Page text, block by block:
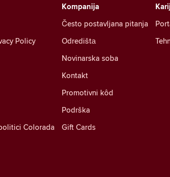
Policy
Colorada
Kompanija
Često postavljana pitanja
Odredištа
Novinarska soba
Kontakt
Promotivni kôd
Podrška
Gift Cards